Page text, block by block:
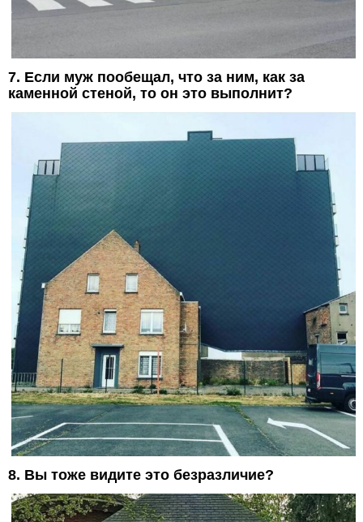
7. Если муж пообещал, что за ним, как за
каменной стеной, то он это выполнит?
8. Вы тоже видите это безразличие?